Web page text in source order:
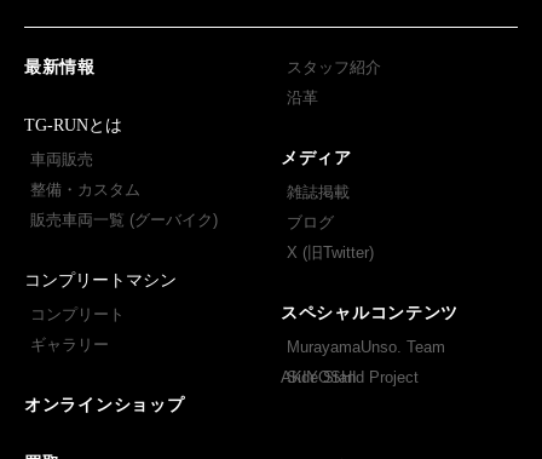
最新情報
TG-RUNとは
車両販売
整備・カスタム
販売車両一覧 (グーバイク)
コンプリートマシン
コンプリート
ギャラリー
オンラインショップ
スタッフ紹介
沿革
メディア
雑誌掲載
ブログ
X (旧Twitter)
スペシャルコンテンツ
MurayamaUnso. Team
AKIYOSHI
Side Stand Project